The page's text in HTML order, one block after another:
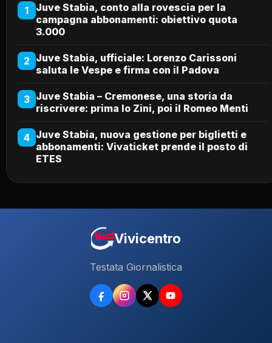
1
Juve Stabia, conto alla rovescia per la
campagna abbonamenti: obiettivo quota
3.000
2 Juve Stabia, ufficiale: Lorenzo Carissoni
saluta le Vespe e firma con il Padova
3 Juve Stabia – Cremonese, una storia da
riscrivere: prima lo Zini, poi il Romeo Menti
4 Juve Stabia, nuova gestione per biglietti e
abbonamenti: Vivaticket prende il posto di
ETES
Vivicentro
Testata Giornalistica